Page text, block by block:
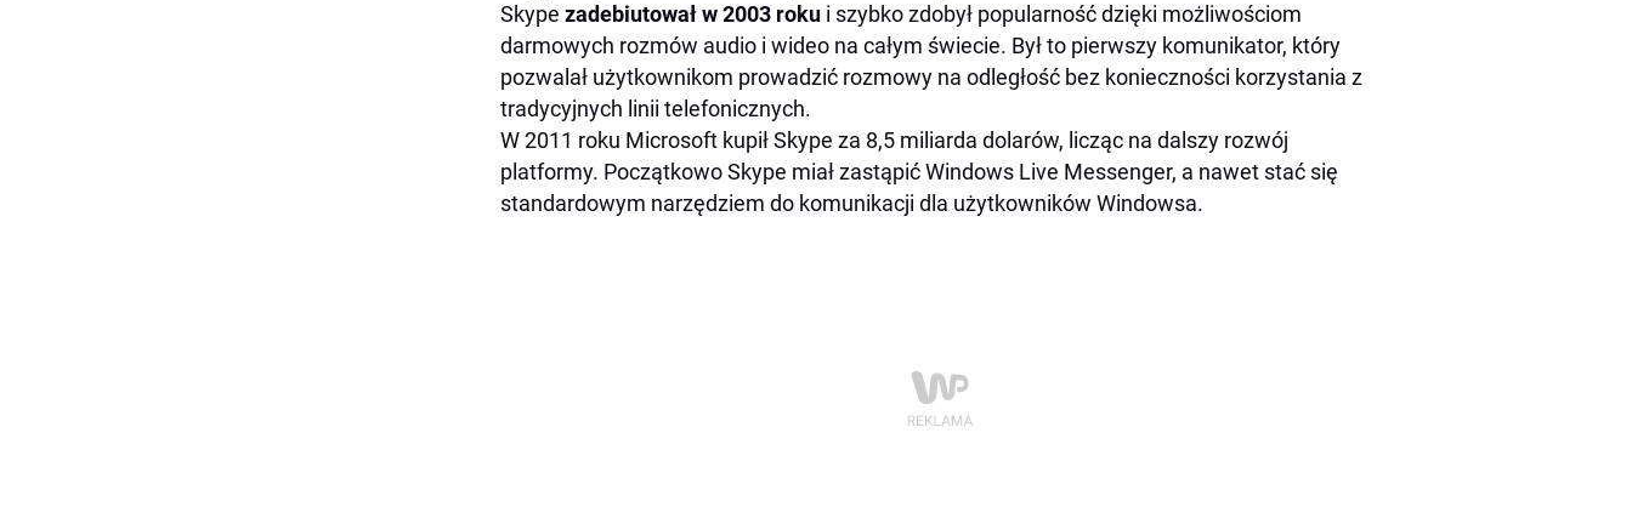
Skype zadebiutował w 2003 roku i szybko zdobył popularność dzięki możliwościom
darmowych rozmów audio i wideo na całym świecie. Był to pierwszy komunikator, który
pozwalał użytkownikom prowadzić rozmowy na odległość bez konieczności korzystania z
tradycyjnych linii telefonicznych.
W 2011 roku Microsoft kupił Skype za 8,5 miliarda dolarów, licząc na dalszy rozwój
platformy. Początkowo Skype miał zastąpić Windows Live Messenger, a nawet stać się
standardowym narzędziem do komunikacji dla użytkowników Windowsa.